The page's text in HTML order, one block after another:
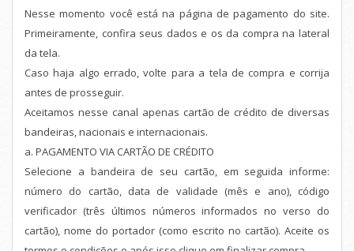
Nesse momento você está na página de pagamento do site.
Primeiramente, confira seus dados e os da compra na lateral
da tela.
Caso haja algo errado, volte para a tela de compra e corrija
antes de prosseguir.
Aceitamos nesse canal apenas cartão de crédito de diversas
bandeiras, nacionais e internacionais.
a. PAGAMENTO VIA CARTÃO DE CRÉDITO
Selecione a bandeira de seu cartão, em seguida informe:
número do cartão, data de validade (mês e ano), código
verificador (três últimos números informados no verso do
cartão), nome do portador (como escrito no cartão). Aceite os